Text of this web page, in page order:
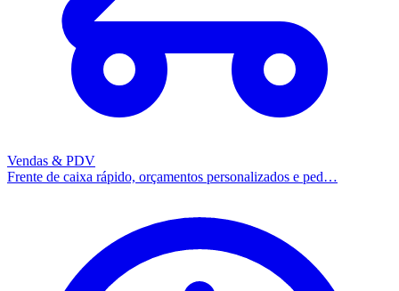
Vendas & PDV
Frente de caixa rápido, orçamentos personalizados e ped…